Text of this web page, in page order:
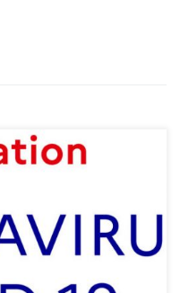
les activités
comme en